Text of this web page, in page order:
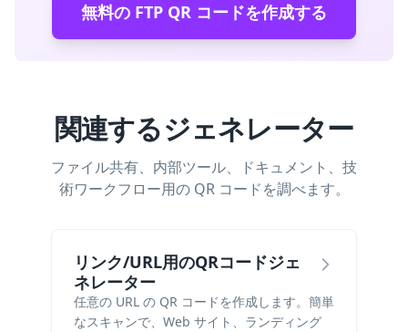
無料の FTP QR コードを作成する
関連するジェネレーター
ファイル共有、内部ツール、ドキュメント、技
術ワークフロー用の QR コードを調べます。
リンク/URL用のQRコードジェ
ネレーター
任意の URL の QR コードを作成します。簡単
なスキャンで、Web サイト、ランディング